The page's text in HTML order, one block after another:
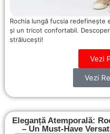
Rochia lungă fucsia redefinește
și un tricot confortabil.
strălucești!
Vezi
Vezi
Eleganță Atemporală:
– Un Must-Have